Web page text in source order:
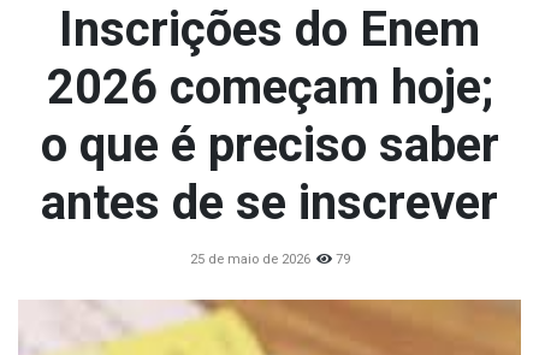
Inscrições do Enem
2026 começam hoje;
o que é preciso saber
antes de se inscrever
25 de maio de 2026 79